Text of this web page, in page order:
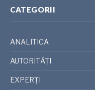
CATEGORII
ANALITICA
AUTORITĂȚI
EXPERȚI